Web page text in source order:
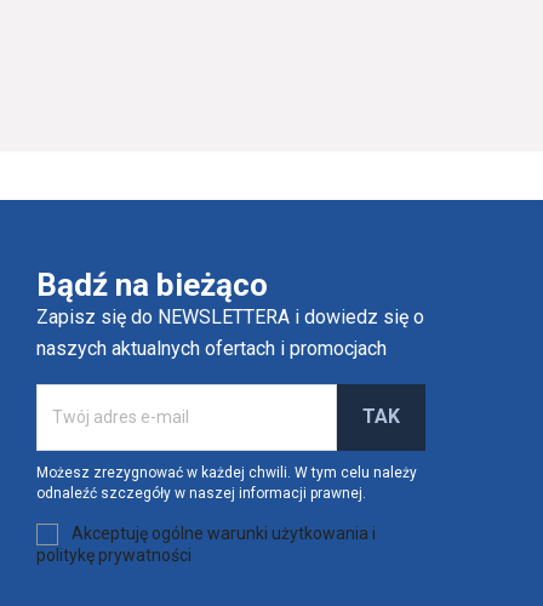
Bądź na bieżąco
Zapisz się do NEWSLETTERA i dowiedz się o
naszych aktualnych ofertach i promocjach
Możesz zrezygnować w każdej chwili. W tym celu należy
odnaleźć szczegóły w naszej informacji prawnej.
Akceptuję ogólne warunki użytkowania i
politykę prywatności